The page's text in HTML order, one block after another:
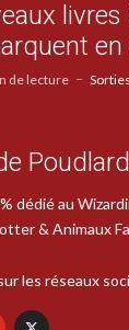
livres
de lecture
Poudlard
dédié au
& Animaux
les réseaux